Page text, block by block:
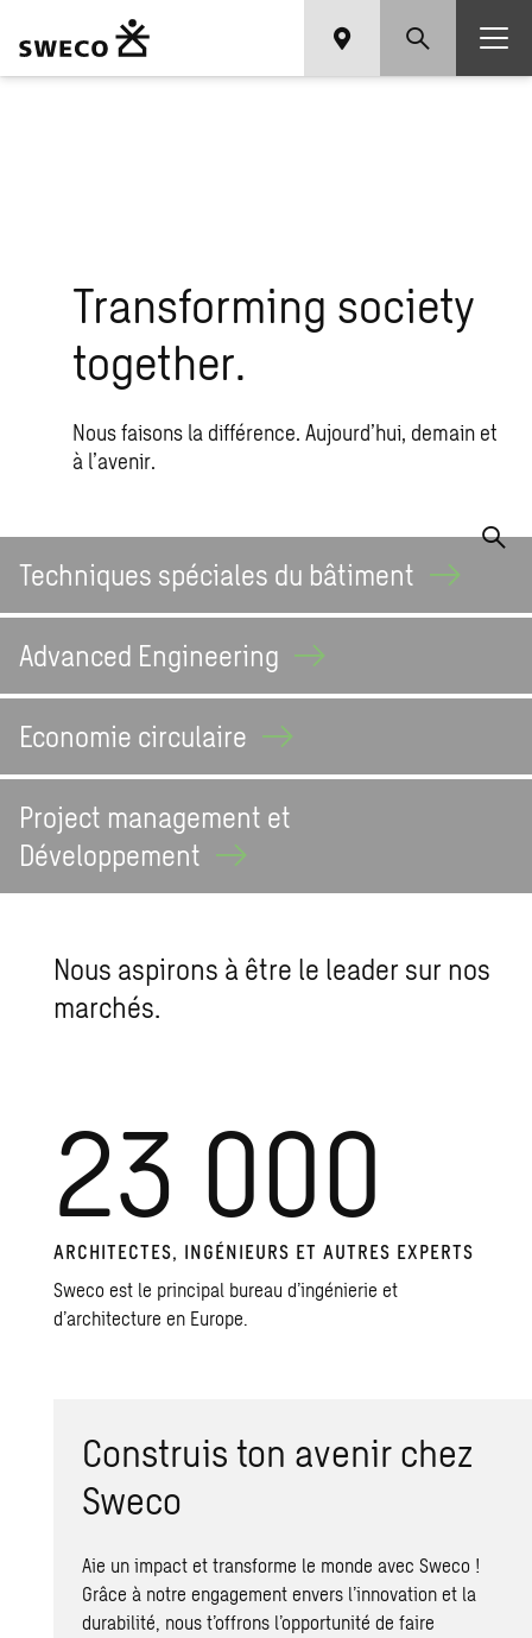
Transforming society
together.
Nous faisons la différence. Aujourd’hui, demain et
à l’avenir.
Techniques spéciales du bâtiment
Advanced Engineering
Economie circulaire
Project management et
Développement
Nous aspirons à être le leader sur nos
marchés.
23 000
ARCHITECTES, INGÉNIEURS ET AUTRES EXPERTS
Sweco est le principal bureau d’ingénierie et
d’architecture en Europe.
Construis ton avenir chez
Sweco
Aie un impact et transforme le monde avec Sweco !
Grâce à notre engagement envers l’innovation et la
durabilité, nous t’offrons l’opportunité de faire